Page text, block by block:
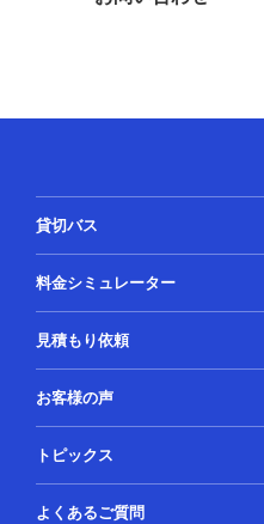
貸切バス
料金シミュレーター
見積もり依頼
お客様の声
トピックス
よくあるご質問